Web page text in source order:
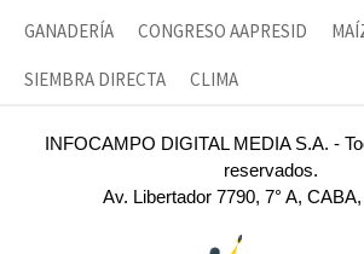
GANADERÍA CONGRESO AAPRESID
SIEMBRA DIRECTA CLIMA
INFOCAMPO DIGITAL MEDIA S.A. -
reservados.
Av. Libertador 7790, 7° A,